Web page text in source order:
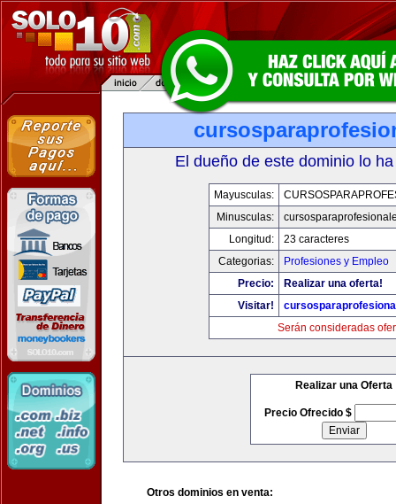
El dueño de este dominio lo
Mayusculas:
Minusculas:
Longitud:
23 caracteres
Categorias:
Profesiones y Empleo
Precio:
Realizar una oferta!
Visitar!
Serán consideradas
Realizar una Oferta
Precio Ofrecido $
Otros dominios en venta: